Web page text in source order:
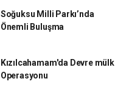
Soğuksu Milli Parkı’nda
Önemli Buluşma
Kızılcahamam'da Devre mülk
Operasyonu